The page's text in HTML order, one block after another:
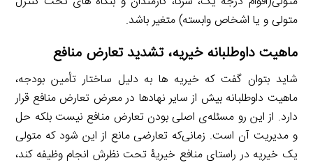
متولی و یا اشخاص وابسته) متغیر باشد.
ماهیت داوطلبانه خیریه، تشدید تعارض منافع
شاید بتوان گفت که خیریه ها به دلیل ساختار تأمین بودجه،
ماهیت داوطلبانه بیش از سایر نهادها در معرض تعارض منافع قرار
دارد. از این رو مسئله‌ی اصلی بودن تعارض منافع نیست بلکه حل
و مدیریت آن است. زمانی‌که تعارضی مانع از این شود که متولی
یک خیریه در راستای منافع خیریۀ تحت نظرش انجام وظیفه کند،